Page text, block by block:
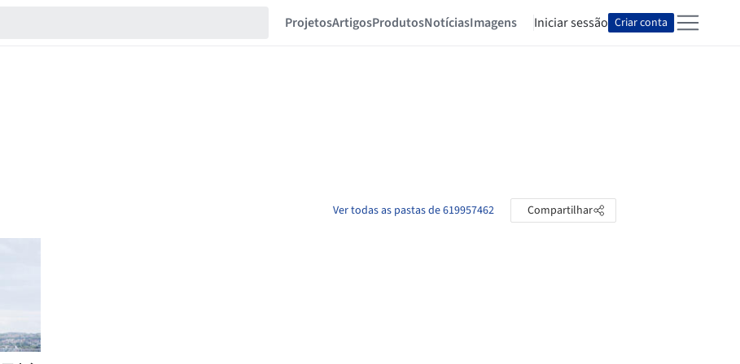
ProjetosArtigosProdutosNotíciasImagens Iniciar sessão Criar conta
Ver todas as pastas de 619957462 Compartilhar